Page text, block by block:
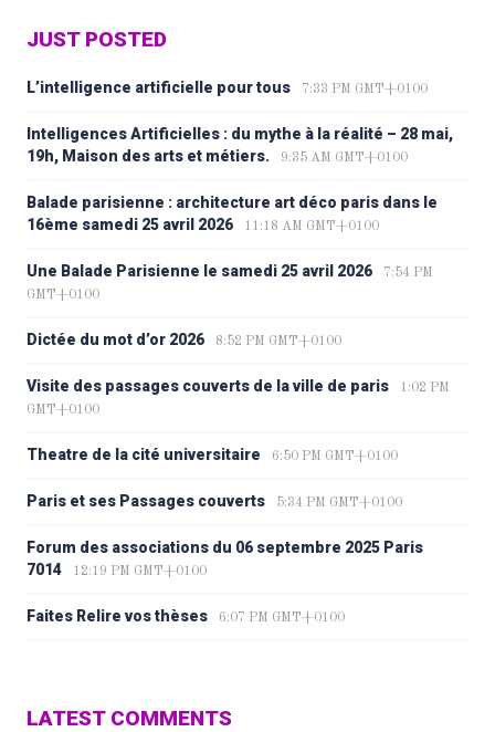
JUST POSTED
L’intelligence artificielle pour tous 7:33 PM GMT+0100
Intelligences Artificielles : du mythe à la réalité – 28 mai,
19h, Maison des arts et métiers.
9:35 AM GMT+0100
Balade parisienne : architecture art déco paris dans le
16ème samedi 25 avril 2026
11:18 AM GMT+0100
Une Balade Parisienne le samedi 25 avril 2026
7:54 PM
GMT+0100
Dictée du mot d’or 2026 8:52 PM GMT+0100
Visite des passages couverts de la ville de paris
1:02 PM
GMT+0100
Theatre de la cité universitaire 6:50 PM GMT+0100
Paris et ses Passages couverts 5:34 PM GMT+0100
Forum des associations du 06 septembre 2025 Paris
7014
12:19 PM GMT+0100
Faites Relire vos thèses 6:07 PM GMT+0100
LATEST COMMENTS